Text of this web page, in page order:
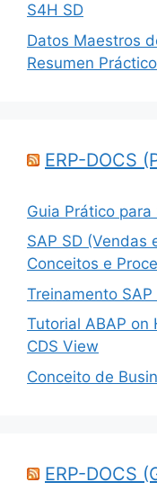
S4H SD
Datos Maestros
Resumen Práctico
ERP-DOCS
Guia Prático para
SAP SD (Vendas
Conceitos e
Treinamento SAP
Tutorial ABAP on
CDS View
Conceito de
ERP-DOCS